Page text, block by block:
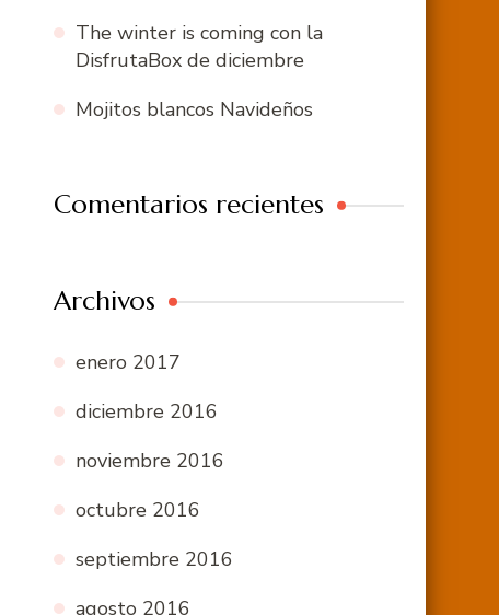
The winter is coming con la
DisfrutaBox de diciembre
Mojitos blancos Navideños
Comentarios recientes
Archivos
enero 2017
diciembre 2016
noviembre 2016
octubre 2016
septiembre 2016
agosto 2016